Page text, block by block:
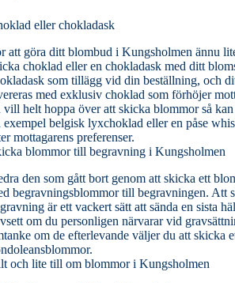
eller chokladask
att göra ditt blombud i Kungsholmen ännu
choklad eller en chokladask med ditt
som tillägg vid din beställning, och
med exklusiv choklad som förhöjer
vill helt hoppa över att skicka blommor så
belgisk lyxchoklad eller en påse
mottagarens preferenser.
blommor till begravning i Kungsholmen
den som gått bort genom att skicka ett
begravningsblommor till begravningen. Att
är ett vackert sätt att sända en sista
om du personligen närvarar vid
om de efterlevande väljer du att skicka
och lite till om blommor i Kungsholmen